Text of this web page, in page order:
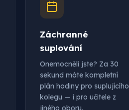
Záchranné
suplování
Onemocněli jste? Za 30
sekund máte kompletní
plán hodiny pro suplujícího
kolegu — i pro učitele z
jiného oboru.